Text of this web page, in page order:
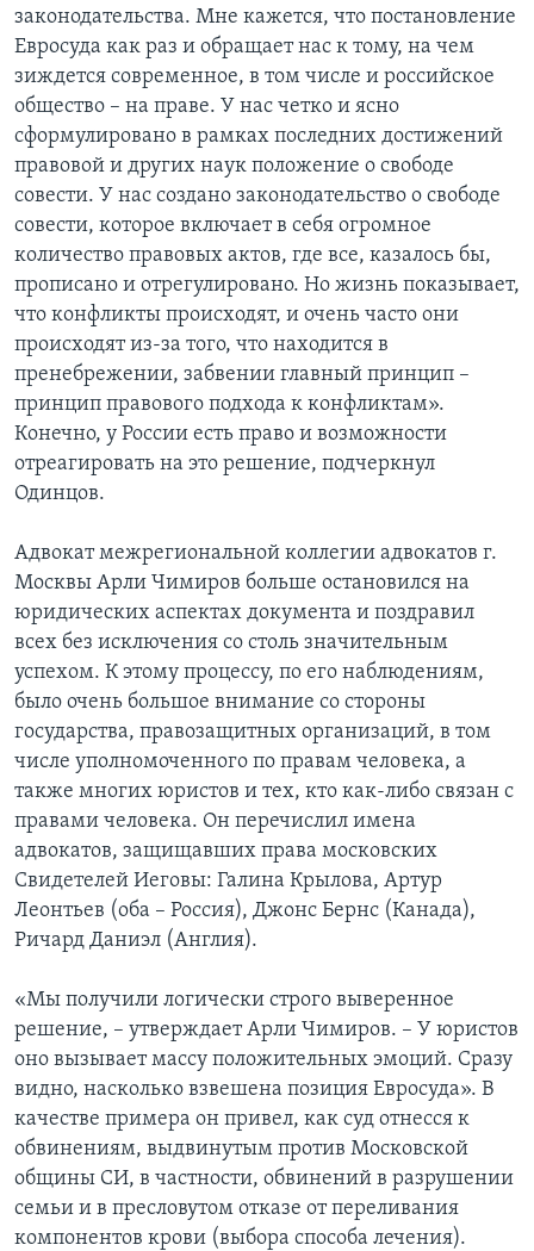
законодательства. Мне кажется, что постановление
Евросуда как раз и обращает нас к тому, на чем
зиждется современное, в том числе и российское
общество – на праве. У нас четко и ясно
сформулировано в рамках последних достижений
правовой и других наук положение о свободе
совести. У нас создано законодательство о свободе
совести, которое включает в себя огромное
количество правовых актов, где все, казалось бы,
прописано и отрегулировано. Но жизнь показывает,
что конфликты происходят, и очень часто они
происходят из-за того, что находится в
пренебрежении, забвении главный принцип –
принцип правового подхода к конфликтам».
Конечно, у России есть право и возможности
отреагировать на это решение, подчеркнул
Одинцов.
Адвокат межрегиональной коллегии адвокатов г.
Москвы Арли Чимиров больше остановился на
юридических аспектах документа и поздравил
всех без исключения со столь значительным
успехом. К этому процессу, по его наблюдениям,
было очень большое внимание со стороны
государства, правозащитных организаций, в том
числе уполномоченного по правам человека, а
также многих юристов и тех, кто как-либо связан с
правами человека. Он перечислил имена
адвокатов, защищавших права московских
Свидетелей Иеговы: Галина Крылова, Артур
Леонтьев (оба – Россия), Джонс Бернс (Канада),
Ричард Даниэл (Англия).
«Мы получили логически строго выверенное
решение, – утверждает Арли Чимиров. – У юристов
оно вызывает массу положительных эмоций. Сразу
видно, насколько взвешена позиция Евросуда». В
качестве примера он привел, как суд отнесся к
обвинениям, выдвинутым против Московской
общины СИ, в частности, обвинений в разрушении
семьи и в пресловутом отказе от переливания
компонентов крови (выбора способа лечения).